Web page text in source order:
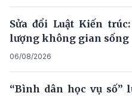
Sửa đổi Luật Kiến
lượng không gian sống
06/08/2026
“Bình dân học vụ số”